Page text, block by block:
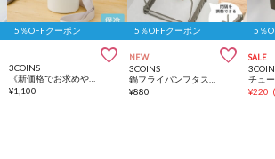
5％OFFクーポン

3COINS
¥1,100
5％OFFクーポン
NEW 
3COINS
¥880
5％
SALE
¥220